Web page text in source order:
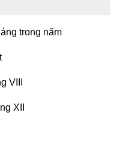
trong năm
VIII
XII